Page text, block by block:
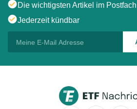
Die wichtigsten Artikel im Postfach
Jederzeit kündbar